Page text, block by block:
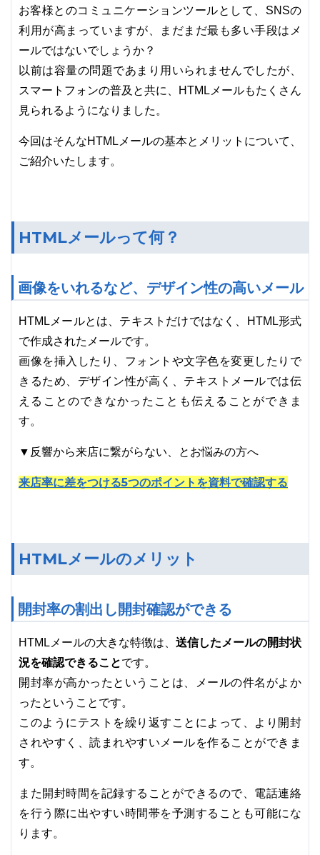
お客様とのコミュニケーションツールとして、SNSの
利用が高まっていますが、まだまだ最も多い手段はメ
ールではないでしょうか？
以前は容量の問題であまり用いられませんでしたが、
スマートフォンの普及と共に、HTMLメールもたくさん
見られるようになりました。
今回はそんなHTMLメールの基本とメリットについて、
ご紹介いたします。
HTMLメールって何？
画像をいれるなど、デザイン性の高いメール
HTMLメールとは、テキストだけではなく、HTML形式
で作成されたメールです。
画像を挿入したり、フォントや文字色を変更したりで
きるため、デザイン性が高く、テキストメールでは伝
えることのできなかったことも伝えることができま
す。
▼反響から来店に繋がらない、とお悩みの方へ
来店率に差をつける5つのポイントを資料で確認する
HTMLメールのメリット
開封率の割出し開封確認ができる
HTMLメールの大きな特徴は、 送信したメールの開封状
況を確認できることです。
開封率が高かったということは、メールの件名がよか
ったということです。
このようにテストを繰り返すことによって、より開封
されやすく、読まれやすいメールを作ることができま
す。
また開封時間を記録することができるので、電話連絡
を行う際に出やすい時間帯を予測することも可能にな
ります。